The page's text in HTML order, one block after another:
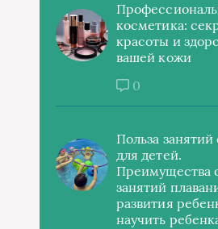
косметика:
красоты и
вашей кожи
0
Польза
для детей.
Преимущества
занятий
развития
научить